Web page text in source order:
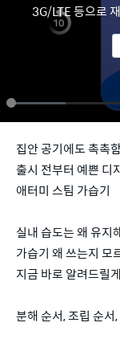
3G/LTE 등으로
집안 공기에도 촉촉
출시 전부터 예쁜 디
애터미 스팀 가습기
실내 습도는 왜 유지
가습기 왜 쓰는지 모
지금 바로 알려드릴
분해 순서, 조립 순